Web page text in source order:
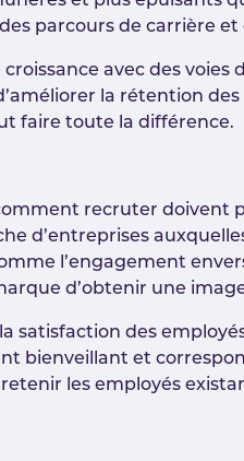
parcours de carrière
avec des
la rétention
faire toute la différence.
recruter doivent
d’entreprises
l’engagement
d’obtenir une
satisfaction des
bienveillant et
les employés